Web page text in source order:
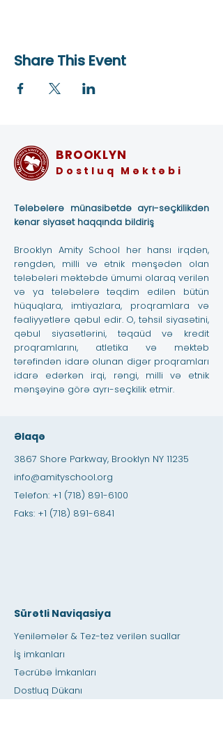
Share This Event
BROOKLYN
Dostluq Məktəbi
Tələbələrə münasibətdə ayrı-seçkilikdən
kənar siyasət haqqında bildiriş
Brooklyn Amity School hər hansı irqdən,
rəngdən, milli və etnik mənşədən olan
tələbələri məktəbdə ümumi olaraq verilən
və ya tələbələrə təqdim edilən bütün
hüquqlara, imtiyazlara, proqramlara və
fəaliyyətlərə qəbul edir. O, təhsil siyasətini,
qəbul siyasətlərini, təqaüd və kredit
proqramlarını, atletika və məktəb
tərəfindən idarə olunan digər proqramları
idarə edərkən irqi, rəngi, milli və etnik
mənşəyinə görə ayrı-seçkilik etmir.
Əlaqə
3867 Shore Parkway, Brooklyn NY 11235
info@amityschool.org
Telefon: +1 (718) 891-6100
Faks: +1 (718) 891-6841
Sürətli Naviqasiya
Yeniləmələr & Tez-tez verilən suallar
İş imkanları
Təcrübə İmkanları
Dostluq Dükanı